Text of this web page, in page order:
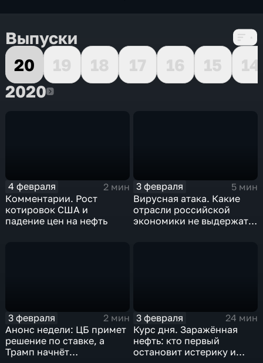
Выпуски
20
19 18 17 16 15
14
20202020
4 февраля
2 мин
Комментарии. Рост
котировок США и
падение цен на нефть
3 февраля
5 мин
Вирусная атака. Какие
отрасли российской
экономики не выдержат
3 февраля
2 мин
Анонс недели: ЦБ примет
решение по ставке, а
Трамп начнёт
3 февраля
24 мин
Курс дня. Заражённая
нефть: кто первый
остановит истерику и